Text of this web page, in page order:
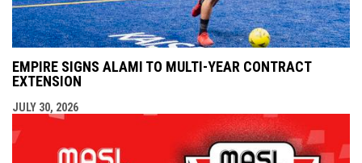
EMPIRE SIGNS ALAMI TO MULTI-YEAR CONTRACT
EXTENSION
JULY 30, 2026